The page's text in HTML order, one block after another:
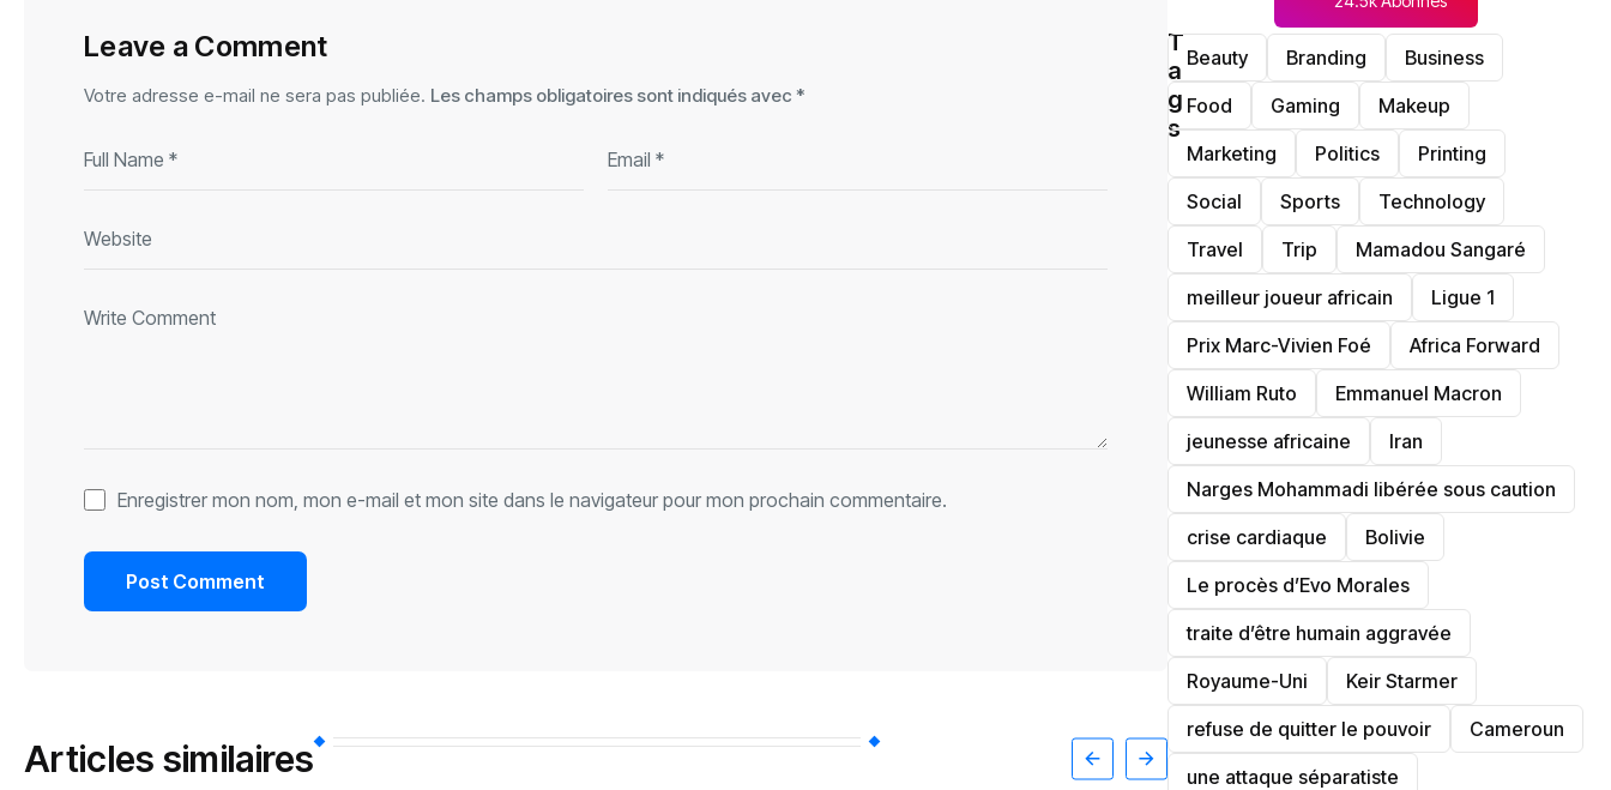
Leave a Comment
Votre adresse e-mail ne sera pas publiée. Les champs obligatoires sont indiqués avec *
Enregistrer mon nom, mon e-mail et mon site dans le navigateur pour mon prochain commentaire.
Articles similaires
T
a
g
s
Beauty Branding
Business
Food
Gaming
Makeup
Marketing
Politics
Printing
Social
Sports
Technology
Travel
Trip
Mamadou Sangaré
meilleur joueur africain
Ligue 1
Prix Marc-Vivien Foé
‎Africa Forward
William Ruto
Emmanuel Macron
jeunesse africaine
‎Iran
Narges Mohammadi libérée sous caution
crise cardiaque
‎Bolivie
Le procès d’Evo Morales
traite d’être humain aggravée
‎Royaume-Uni
Keir Starmer
refuse de quitter le pouvoir
‎Cameroun
une attaque séparatiste